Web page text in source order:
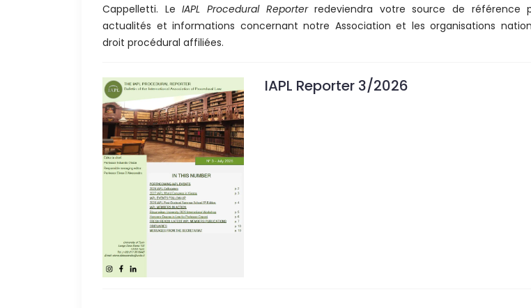
Cappelletti. LeIAPL Procedural Reporterredeviendra votre source de référence
actualités et informations concernant notre Association et les organisations
droit procédural affiliées.
IAPL Reporter 3/2026